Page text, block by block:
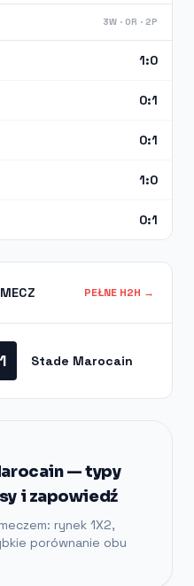
3W · 0R · 2P
1:0
0:1
0:1
1:0
0:1
PEŁNE H2H →
Stade Marocain
— typy
i zapowiedź
rynek 1X2,
porównanie obu